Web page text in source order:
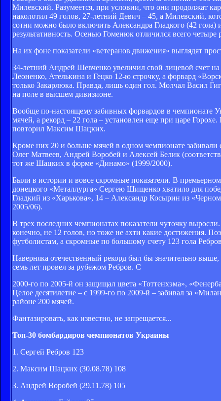
Милевский. Разумеется, при условии, что они продолжат
наколотил 49 голов, 27-летний Девич – 45, а Милевский,
сотни можно было включить Александра Гладкого (42
результативность. Осенью Гоменюк отличился всего
На их фоне показатели «ветеранов движения» выглядят
34-летний Андрей Шевченко увеличил свой лицевой счет
Леоненко, Ателькина и Гецко 12-ю строчку, а форвард
только Закарлюка. Правда, лишь один гол. Молчал Васил
на поле в высшем дивизионе.
Вообще по-настоящему забивных форвардов в чемпионате
мячей, а рекорд – 22 гола – установлен еще при царе Горохе.
повторил Максим Шацких.
Кроме них 20 и больше мячей в одном чемпионате
Олег Матвеев, Андрей Воробей и Алексей Белик
тот же Шацких в форме «Динамо» (1999/2000).
Были в истории и вовсе скромные показатели. В
донецкого «Металлурга» Сергею Шищенко хватило для
Гладкий из «Харькова», 14 – Александр Косырин из
2005/06).
В трех последних чемпионатах показатели чуточку
конечно, не 12 голов, но тоже не ахти какие достижения.
футболистам, а скромные по большому счету 123 гола
Наверняка отечественный рекорд был бы значительно
семь лет провел за рубежом Ребров. С
2000-го по 2005-й он защищал цвета «Тоттенхэма»,
Целое десятилетие – с 1999-го по 2009-й – забивал за
районе 200 мячей.
Фантазировать, как известно, не запрещается...
Топ-30 бомбардиров чемпионатов Украины
1. Сергей Ребров 123
2. Максим Шацких (30.08.78) 108
3. Андрей Воробей (29.11.78) 105